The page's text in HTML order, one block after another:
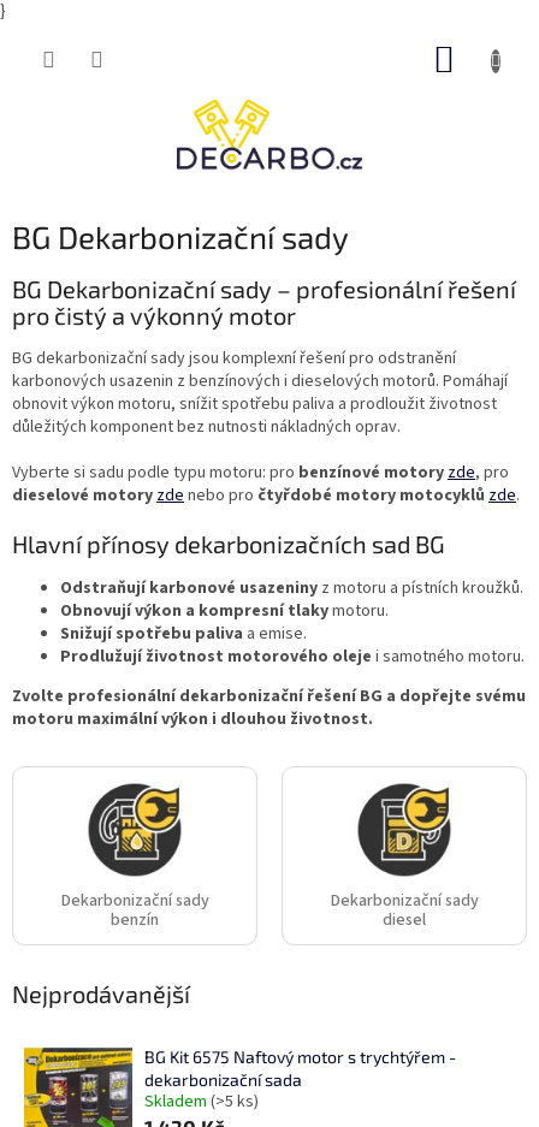
}
BG Dekarbonizační sady
BG Dekarbonizační sady – profesionální řešení
pro čistý a výkonný motor
BG dekarbonizační sady jsou komplexní řešení pro odstranění
karbonových usazenin z benzínových i dieselových motorů. Pomáhají
obnovit výkon motoru, snížit spotřebu paliva a prodloužit životnost
důležitých komponent bez nutnosti nákladných oprav.
Vyberte si sadu podle typu motoru: pro benzínové motoryzde, pro
dieselové motoryzdenebo pro čtyřdobé motory motocyklů zde.
Hlavní přínosy dekarbonizačních sad BG
Odstraňují karbonové usazeniny z motoru a pístních kroužků.
Obnovují výkon a kompresní tlakymotoru.
Snižují spotřebu paliva a emise.
Prodlužují životnost motorového oleje i samotného motoru.
Zvolte profesionální dekarbonizační řešení BG a dopřejte svému
motoru maximální výkon i dlouhou životnost.
Dekarbonizační sady
benzín
Dekarbonizační sady
diesel
Nejprodávanější
BG Kit 6575 Naftový motor s trychtýřem -
dekarbonizační sada
Skladem (>5 ks)